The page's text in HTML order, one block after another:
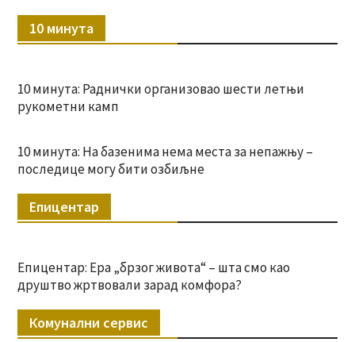
10 минута
10 минута: Раднички организовао шести летњи
рукометни камп
10 минута: На базенима нема места за непажњу –
последице могу бити озбиљне
Епицентар
Епицентар: Ера „брзог живота“ – шта смо као
друштво жртвовали зарад комфора?
Комунални сервис